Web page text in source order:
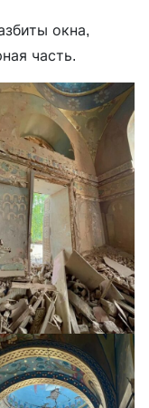
окна,
часть.